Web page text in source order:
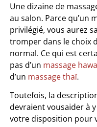
Une dizaine de
au salon. Parce qu’un
privilégié, vous aurez
tromper dans le choix
normal. Ce qui est
pas d’un massage
d’un massage thaï.
Toutefois, la
devraient vousaider à
votre disposition pour